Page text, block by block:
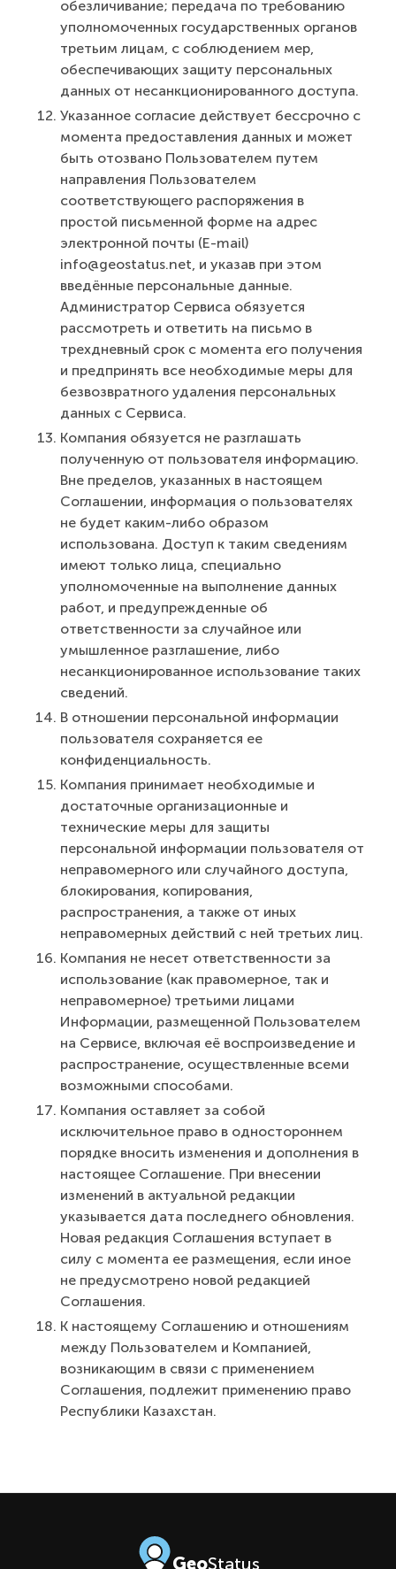
обезличивание; передача по требованию
уполномоченных государственных органов
третьим лицам, с соблюдением мер,
обеспечивающих защиту персональных
данных от несанкционированного доступа.
Указанное согласие действует бессрочно с
момента предоставления данных и может
быть отозвано Пользователем путем
направления Пользователем
соответствующего распоряжения в
простой письменной форме на адрес
электронной почты (E-mail)
info@geostatus.net, и указав при этом
введённые персональные данные.
Администратор Сервиса обязуется
рассмотреть и ответить на письмо в
трехдневный срок с момента его получения
и предпринять все необходимые меры для
безвозвратного удаления персональных
данных с Сервиса.
Компания обязуется не разглашать
полученную от пользователя информацию.
Вне пределов, указанных в настоящем
Соглашении, информация о пользователях
не будет каким-либо образом
использована. Доступ к таким сведениям
имеют только лица, специально
уполномоченные на выполнение данных
работ, и предупрежденные об
ответственности за случайное или
умышленное разглашение, либо
несанкционированное использование таких
сведений.
В отношении персональной информации
пользователя сохраняется ее
конфиденциальность.
Компания принимает необходимые и
достаточные организационные и
технические меры для защиты
персональной информации пользователя от
неправомерного или случайного доступа,
блокирования, копирования,
распространения, а также от иных
неправомерных действий с ней третьих лиц.
Компания не несет ответственности за
использование (как правомерное, так и
неправомерное) третьими лицами
Информации, размещенной Пользователем
на Сервисе, включая её воспроизведение и
распространение, осуществленные всеми
возможными способами.
Компания оставляет за собой
исключительное право в одностороннем
порядке вносить изменения и дополнения в
настоящее Соглашение. При внесении
изменений в актуальной редакции
указывается дата последнего обновления.
Новая редакция Соглашения вступает в
силу с момента ее размещения, если иное
не предусмотрено новой редакцией
Соглашения.
К настоящему Соглашению и отношениям
между Пользователем и Компанией,
возникающим в связи с применением
Соглашения, подлежит применению право
Республики Казахстан.
GeoStatus